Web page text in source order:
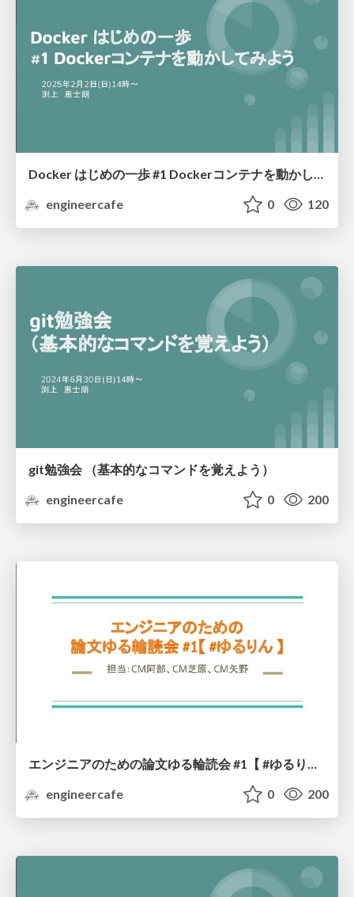
Docker はじめの一歩 #1 Dockerコンテナを動かしてみよう
engineercafe
0 120
git勉強会 （基本的なコマンドを覚えよう）
engineercafe
0 200
エンジニアのための論文ゆる輪読会 #1【 #ゆるりん 】
engineercafe
0 200